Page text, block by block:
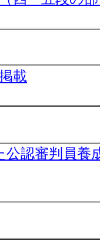
載
公認審判員養